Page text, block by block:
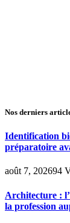
Nos derniers
Identification
préparatoire
août 7, 202694
Architecture :
la profession